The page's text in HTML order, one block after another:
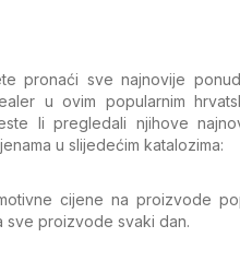
pronaći sve najnovije
u ovim popularnim
li pregledali njihove
u slijedećim katalozima:
cijene na proizvode
sve proizvode svaki dan.